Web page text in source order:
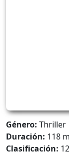
Género: Thriller
Duración: 118
Clasificación: